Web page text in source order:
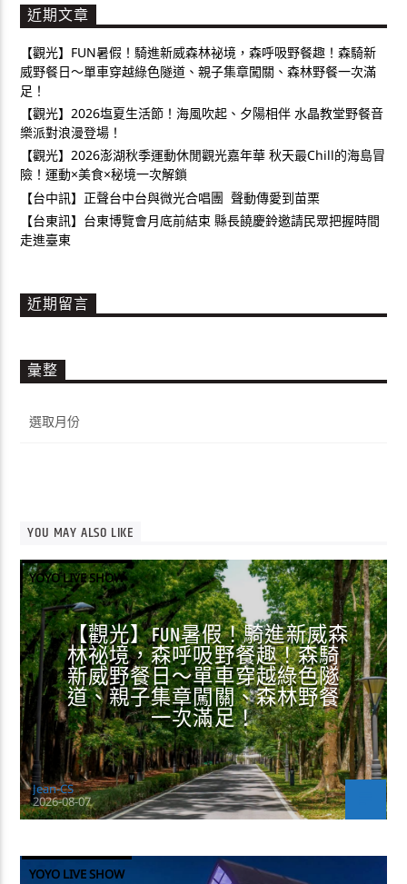
近期文章
【觀光】FUN暑假！騎進新威森林祕境，森呼吸野餐趣！森騎新
威野餐日～單車穿越綠色隧道、親子集章闖關、森林野餐一次滿
足！
【觀光】2026塩夏生活節！海風吹起、夕陽相伴 水晶教堂野餐音
樂派對浪漫登場！
【觀光】2026澎湖秋季運動休閒觀光嘉年華 秋天最Chill的海島冒
險！運動×美食×秘境一次解鎖
【台中訊】正聲台中台與微光合唱團 聲動傳愛到苗栗
【台東訊】台東博覽會月底前結束 縣長饒慶鈴邀請民眾把握時間
走進臺東
近期留言
彙整
整
YOU MAY ALSO LIKE
YOYO LIVE SHOW
【觀光】FUN暑假！騎進新威森
林祕境，森呼吸野餐趣！森騎
新威野餐日～單車穿越綠色隧
道、親子集章闖關、森林野餐
一次滿足！
Jean-CS
2026-08-07
YOYO LIVE SHOW